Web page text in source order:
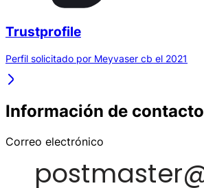
Trustprofile
Perfil solicitado por Meyvaser cb el 2021
Información de contacto
Correo electrónico